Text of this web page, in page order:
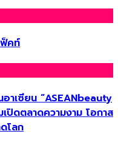
ฟ็คท์
าเซียน “ASEANbeauty
ปิดตลาดความงาม โอกาส
โลก